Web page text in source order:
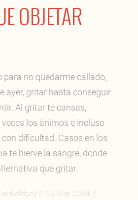
OBJETAR
para no quedarme callado,
ayer, gritar hasta conseguir
Al gritar te cansas,
veces los ánimos e incluso
con dificultad. Casos en los
te hierve la sangre, donde
que gritar.
// 05 Mar 2004 //